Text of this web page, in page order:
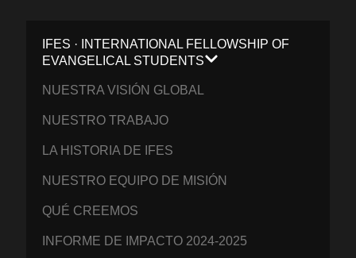
IFES · INTERNATIONAL FELLOWSHIP OF
EVANGELICAL STUDENTS
NUESTRA VISIÓN GLOBAL
NUESTRO TRABAJO
LA HISTORIA DE IFES
NUESTRO EQUIPO DE MISIÓN
QUÉ CREEMOS
INFORME DE IMPACTO 2024-2025